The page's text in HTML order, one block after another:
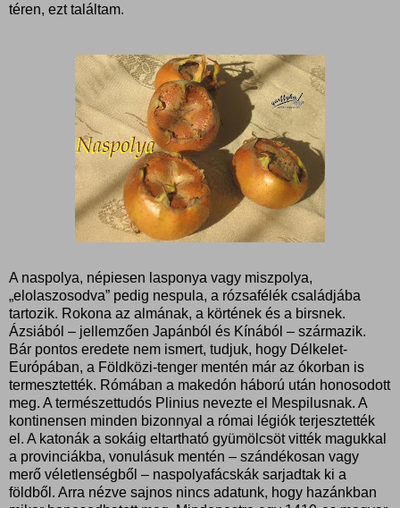
téren, ezt találtam.
A naspolya, népiesen lasponya vagy miszpolya,
„elolaszosodva” pedig nespula, a rózsafélék családjába
tartozik. Rokona az almának, a körtének és a birsnek.
Ázsiából – jellemzően Japánból és Kínából – származik.
Bár pontos eredete nem ismert, tudjuk, hogy Délkelet-
Európában, a Földközi-tenger mentén már az ókorban is
termesztették. Rómában a makedón háború után honosodott
meg. A természettudós Plinius nevezte el Mespilusnak. A
kontinensen minden bizonnyal a római légiók terjesztették
el. A katonák a sokáig eltartható gyümölcsöt vitték magukkal
a provinciákba, vonulásuk mentén – szándékosan vagy
merő véletlenségből – naspolyafácskák sarjadtak ki a
földből. Arra nézve sajnos nincs adatunk, hogy hazánkban